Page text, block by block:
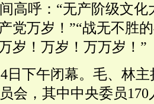
高呼：“无产阶级文化
党万岁！”“战无不胜
岁！万岁！万万岁！”
日下午闭幕。毛、林
会，其中中央委员170